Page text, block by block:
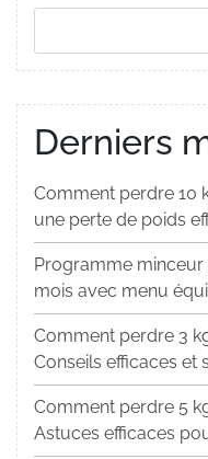
Derniers
Comment perdre 10
une perte de poids
Programme minceur
mois avec menu
Comment perdre 3
Conseils efficaces et
Comment perdre 5
Astuces efficaces